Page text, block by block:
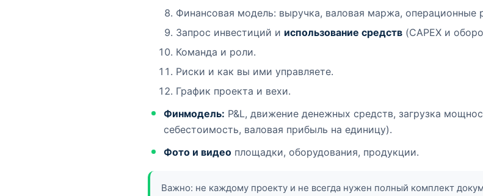
Финансовая модель: выручка, валовая маржа, операционные
Запрос инвестиций и использование средств (CAPEX и
Команда и роли.
Риски и как вы ими управляете.
График проекта и вехи.
Финмодель: P&L, движение денежных средств, загрузка
себестоимость, валовая прибыль на единицу).
Фото и видео площадки, оборудования, продукции.
Важно: не каждому проекту и не всегда нужен полный комплект